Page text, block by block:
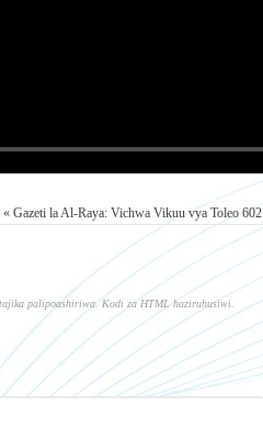
« Gazeti la Al-Raya: Vichwa Vikuu vya Toleo 602
palipoashiriwa. Kodi za HTML haziruhusiwi.